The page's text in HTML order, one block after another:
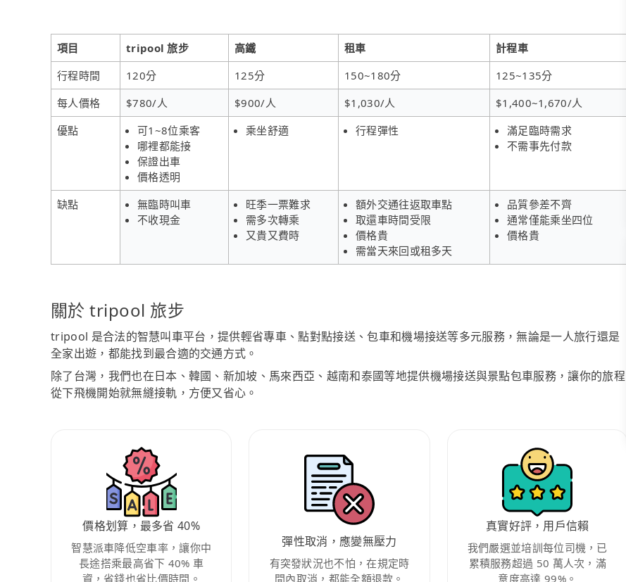
項目 tripool 旅步 高鐵 租車
計程車
行程時間
120分 125分 150~180分
125~135分
每人價格
$780/人 $900/人 $1,030/人
$1,400~1,670/人
優點
可1~8位乘客
哪裡都能接
保證出車
價格透明
乘坐舒適 行程彈性
滿足臨時需求
不需事先付款
缺點
無臨時叫車
不收現金
旺季一票難求
需多次轉乘
又貴又費時
額外交通往返取車點
取還車時間受限
價格貴
需當天來回或租多天
品質參差不齊
通常僅能乘坐四位
價格貴
關於 tripool 旅步
tripool 是合法的智慧叫車平台，提供輕省專車、點對點接送、包車和機場接送等多元服務，無論是一人旅行還是
全家出遊，都能找到最合適的交通方式。
除了台灣，我們也在日本、韓國、新加坡、馬來西亞、越南和泰國等地提供機場接送與景點包車服務，讓你的旅程
從下飛機開始就無縫接軌，方便又省心。
價格划算，最多省 40%
智慧派車降低空車率，讓你中
長途搭乘最高省下 40% 車
資，省錢也省比價時間。
彈性取消，應變無壓力
有突發狀況也不怕，在規定時
間內取消，都能全額退款。
真實好評，用戶信賴
我們嚴選並培訓每位司機，已
累積服務超過 50 萬人次，滿
意度高達 99%。